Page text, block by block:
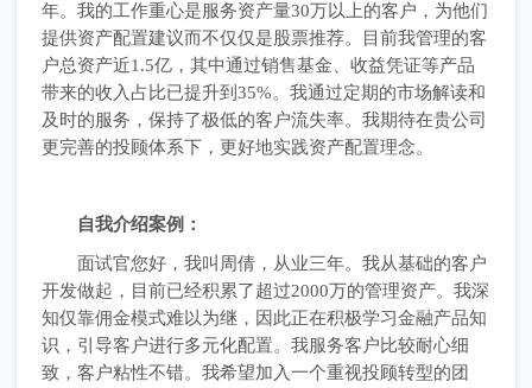
年。我的工作重心是服务资产量30万以上的客户，为他们
提供资产配置建议而不仅仅是股票推荐。目前我管理的客
户总资产近1.5亿，其中通过销售基金、收益凭证等产品
带来的收入占比已提升到35%。我通过定期的市场解读和
及时的服务，保持了极低的客户流失率。我期待在贵公司
更完善的投顾体系下，更好地实践资产配置理念。
自我介绍案例：
面试官您好，我叫周倩，从业三年。我从基础的客户
开发做起，目前已经积累了超过2000万的管理资产。我深
知仅靠佣金模式难以为继，因此正在积极学习金融产品知
识，引导客户进行多元化配置。我服务客户比较耐心细
致，客户粘性不错。我希望加入一个重视投顾转型的团